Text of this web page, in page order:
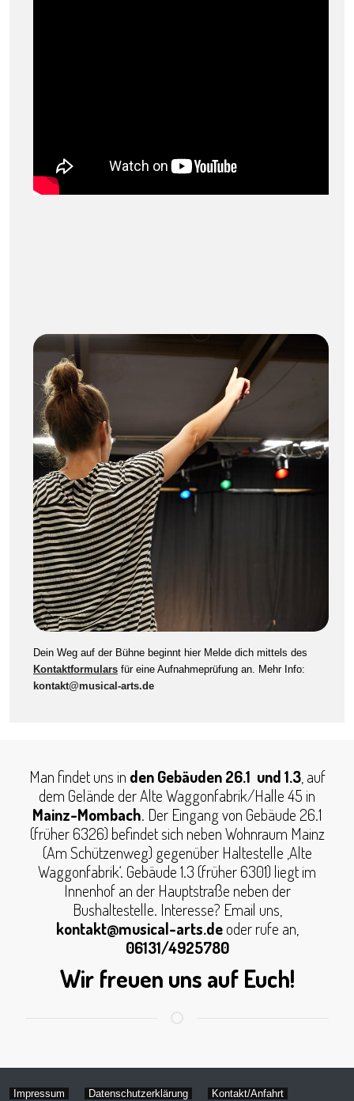
Dein Weg auf der Bühne beginnt hier Melde dich mittels des
Kontaktformulars für eine Aufnahmeprüfung an. Mehr Info:
kontakt@musical-arts.de
Man findet uns in den Gebäuden 26.1 und 1.3, auf
dem Gelände der Alte Waggonfabrik/Halle 45 in
Mainz-Mombach. Der Eingang von Gebäude 26.1
(früher 6326) befindet sich neben Wohnraum Mainz
(Am Schützenweg) gegenüber Haltestelle ‚Alte
Waggonfabrik‘. Gebäude 1.3 (früher 6301) liegt im
Innenhof an der Hauptstraße neben der
Bushaltestelle. Interesse? Email uns,
kontakt@musical-arts.deoder rufe an,
06131/4925780
Wir freuen uns auf Euch!
Impressum Datenschutzerklärung Kontakt/Anfahrt